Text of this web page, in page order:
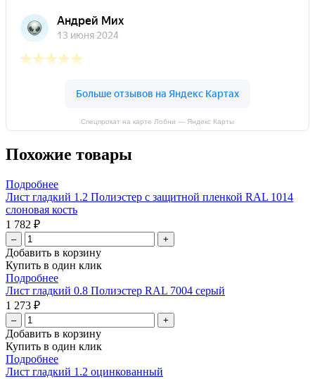
Спецпрокат на карте Лобни — Яндекс Карты
Похожие товары
Подробнее
Лист гладкий 1.2 Полиэстер с защитной пленкой RAL 1014
слоновая кость
1 782 ₽
– +
Добавить в корзину
Купить в один клик
Подробнее
Лист гладкий 0.8 Полиэстер RAL 7004 серый
1 273 ₽
– +
Добавить в корзину
Купить в один клик
Подробнее
Лист гладкий 1.2 оцинкованный